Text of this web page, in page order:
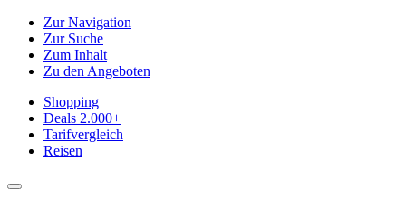
Zur Navigation
Zur Suche
Zum Inhalt
Zu den Angeboten
Shopping
Deals 2.000+
Tarifvergleich
Reisen